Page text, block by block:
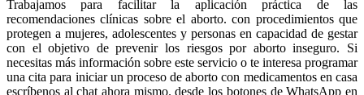
Trabajamos para facilitar la aplicación práctica de las
recomendaciones clínicas sobre el aborto. con procedimientos que
protegen a mujeres, adolescentes y personas en capacidad de gestar
con el objetivo de prevenir los riesgos por aborto inseguro. Si
necesitas más información sobre este servicio o te interesa programar
una cita para iniciar un proceso de aborto con medicamentos en casa
escríbenos al chat ahora mismo. desde los botones de WhatsApp en